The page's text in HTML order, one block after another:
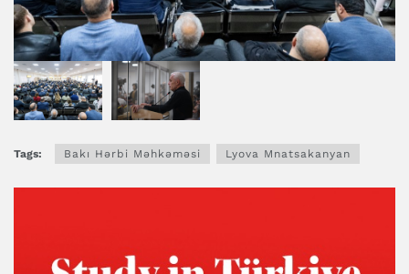
Tags: Bakı Hərbi Məhkəməsi Lyova Mnatsakanyan